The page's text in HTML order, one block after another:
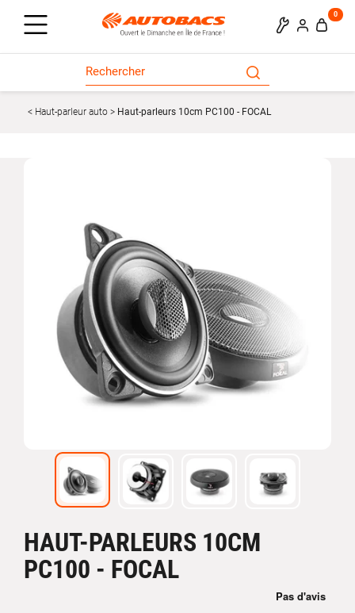
0
Haut-parleur auto Haut-parleurs 10cm PC100 - FOCAL
HAUT-PARLEURS 10CM
PC100 - FOCAL